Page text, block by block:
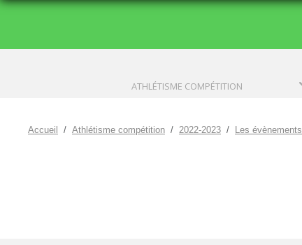
ATHLÉTISME COMPÉTITION
Accueil Athlétisme compétition 2022-2023 Les évènements